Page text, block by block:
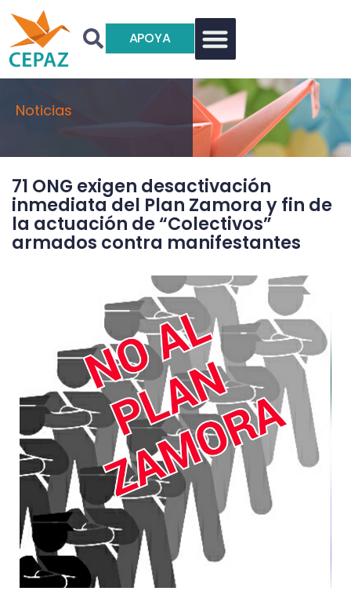
APOYA
Noticias
71 ONG exigen desactivación
inmediata del Plan Zamora y fin de
la actuación de “Colectivos”
armados contra manifestantes